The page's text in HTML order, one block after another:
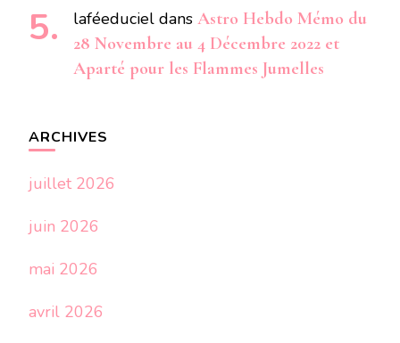
laféeduciel dans Astro Hebdo Mémo du
28 Novembre au 4 Décembre 2022 et
Aparté pour les Flammes Jumelles
ARCHIVES
juillet 2026
juin 2026
mai 2026
avril 2026